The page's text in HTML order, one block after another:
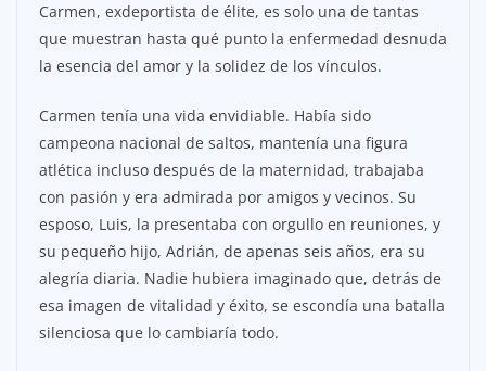
Carmen, exdeportista de élite, es solo una de tantas
que muestran hasta qué punto la enfermedad desnuda
la esencia del amor y la solidez de los vínculos.
Carmen tenía una vida envidiable. Había sido
campeona nacional de saltos, mantenía una figura
atlética incluso después de la maternidad, trabajaba
con pasión y era admirada por amigos y vecinos. Su
esposo, Luis, la presentaba con orgullo en reuniones, y
su pequeño hijo, Adrián, de apenas seis años, era su
alegría diaria. Nadie hubiera imaginado que, detrás de
esa imagen de vitalidad y éxito, se escondía una batalla
silenciosa que lo cambiaría todo.